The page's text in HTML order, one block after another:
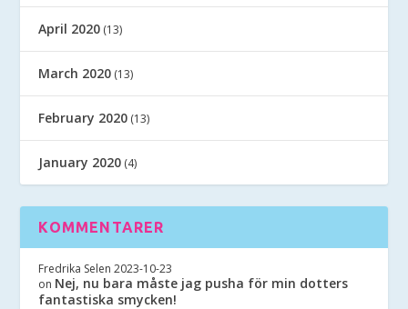
April 2020 (13)
March 2020 (13)
February 2020 (13)
January 2020 (4)
KOMMENTARER
Fredrika Selen 2023-10-23
on Nej, nu bara måste jag pusha för min dotters
fantastiska smycken!